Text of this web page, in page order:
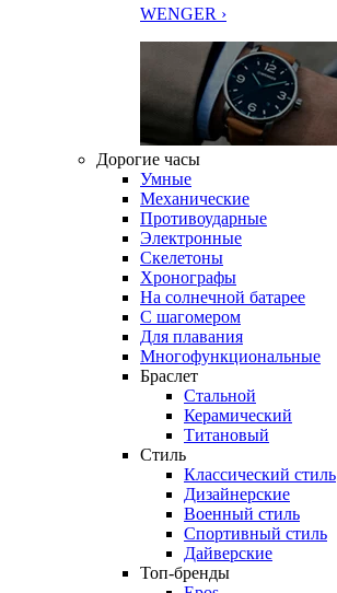
WENGER ›
Дорогие часы
Умные
Механические
Противоударные
Электронные
Скелетоны
Хронографы
На солнечной батарее
С шагомером
Для плавания
Многофункциональные
Браслет
Стальной
Керамический
Титановый
Стиль
Классический стиль
Дизайнерские
Военный стиль
Спортивный стиль
Дайверские
Топ-бренды